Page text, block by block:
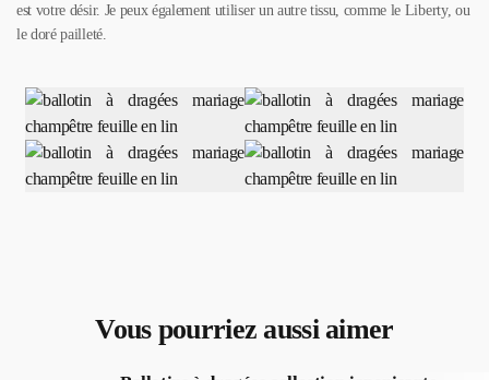
est votre désir. Je peux également utiliser un autre tissu, comme le Liberty, ou
le doré pailleté.
Vous pourriez aussi aimer